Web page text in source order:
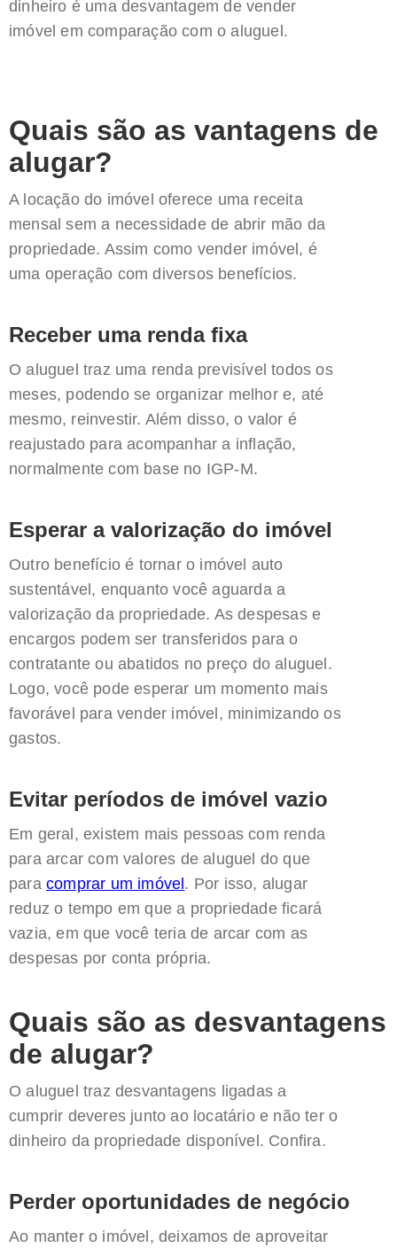
dinheiro é uma desvantagem de vender
imóvel em comparação com o aluguel.
Quais são as vantagens de
alugar?
A locação do imóvel oferece uma receita
mensal sem a necessidade de abrir mão da
propriedade. Assim como vender imóvel, é
uma operação com diversos benefícios.
Receber uma renda fixa
O aluguel traz uma renda previsível todos os
meses, podendo se organizar melhor e, até
mesmo, reinvestir. Além disso, o valor é
reajustado para acompanhar a inflação,
normalmente com base no IGP-M.
Esperar a valorização do imóvel
Outro benefício é tornar o imóvel auto
sustentável, enquanto você aguarda a
valorização da propriedade. As despesas e
encargos podem ser transferidos para o
contratante ou abatidos no preço do aluguel.
Logo, você pode esperar um momento mais
favorável para vender imóvel, minimizando os
gastos.
Evitar períodos de imóvel vazio
Em geral, existem mais pessoas com renda
para arcar com valores de aluguel do que
para comprar um imóvel . Por isso, alugar
reduz o tempo em que a propriedade ficará
vazia, em que você teria de arcar com as
despesas por conta própria.
Quais são as desvantagens
de alugar?
O aluguel traz desvantagens ligadas a
cumprir deveres junto ao locatário e não ter o
dinheiro da propriedade disponível. Confira.
Perder oportunidades de negócio
Ao manter o imóvel, deixamos de aproveitar